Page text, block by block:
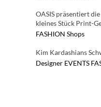
OASIS präsentiert
kleines Stück Print-
FASHION Shops
Kim Kardashians
Designer EVENTS